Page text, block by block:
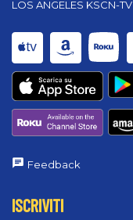
LOS ANGELES KSCN-TV
Feedback
ISCRIVITI